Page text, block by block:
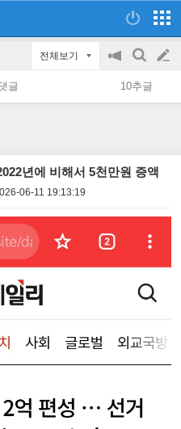
전체보기
공
지
on/off
검
색
글
쓰
글 10추글
년에 비해서 5천만원 증액
06-11 19:13:19